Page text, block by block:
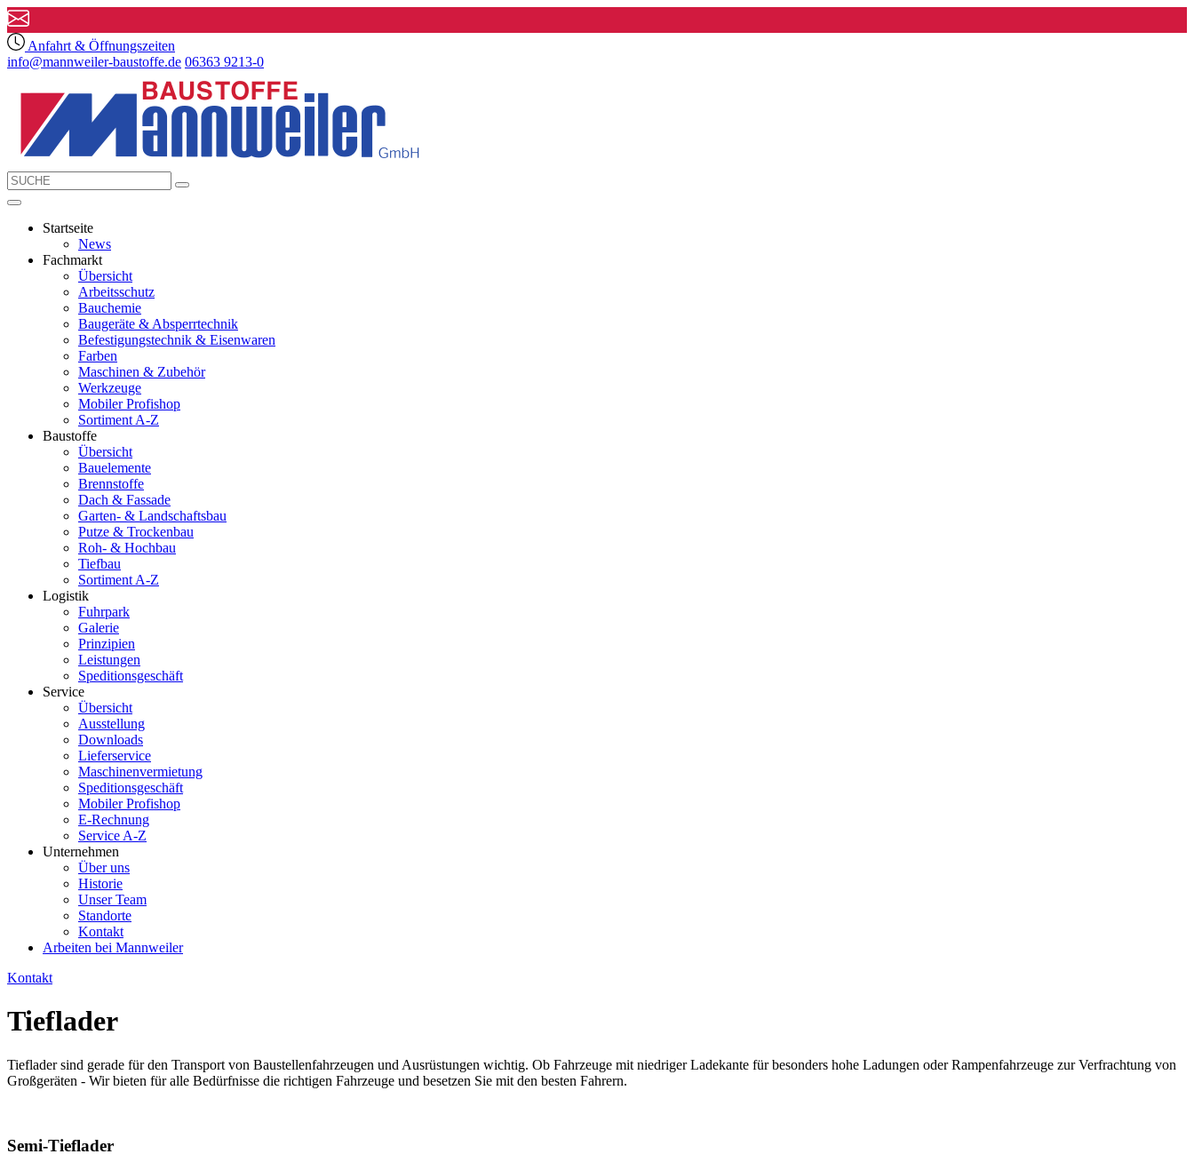
Anfahrt & Öffnungszeiten
info@mannweiler-baustoffe.de 06363 9213-0
Startseite
News
Fachmarkt
Übersicht
Arbeitsschutz
Bauchemie
Baugeräte & Absperrtechnik
Befestigungstechnik & Eisenwaren
Farben
Maschinen & Zubehör
Werkzeuge
Mobiler Profishop
Sortiment A-Z
Baustoffe
Übersicht
Bauelemente
Brennstoffe
Dach & Fassade
Garten- & Landschaftsbau
Putze & Trockenbau
Roh- & Hochbau
Tiefbau
Sortiment A-Z
Logistik
Fuhrpark
Galerie
Prinzipien
Leistungen
Speditionsgeschäft
Service
Übersicht
Ausstellung
Downloads
Lieferservice
Maschinenvermietung
Speditionsgeschäft
Mobiler Profishop
E-Rechnung
Service A-Z
Unternehmen
Über uns
Historie
Unser Team
Standorte
Kontakt
Arbeiten bei Mannweiler
Kontakt
Tieflader
Tieflader sind gerade für den Transport von Baustellenfahrzeugen und Ausrüstungen wichtig. Ob Fahrzeuge mit niedriger Ladekante für besonders hohe Ladungen oder Rampenfahrzeuge zur Verfrachtung von
Großgeräten - Wir bieten für alle Bedürfnisse die richtigen Fahrzeuge und besetzen Sie mit den besten Fahrern.
Semi-Tieflader